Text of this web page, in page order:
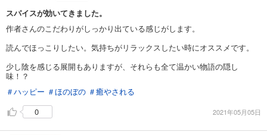
スパイスが効いてきました。
作者さんのこだわりがしっかり出ている感じがします。
読んでほっこりしたい。気持ちがリラックスしたい時にオススメです。
少し陰を感じる展開もありますが、それらも全て温かい物語の隠し
味！？
＃ハッピー ＃ほのぼの ＃癒やされる
0
2021年05月05日